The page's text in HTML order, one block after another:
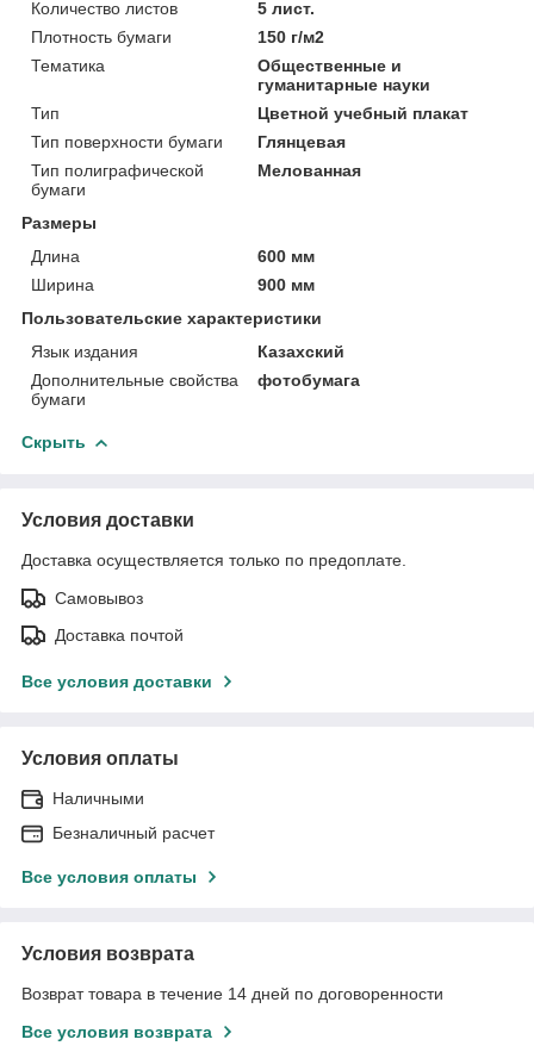
Количество листов
5 лист.
Плотность бумаги
150 г/м2
Тематика
Общественные и
гуманитарные науки
Тип
Цветной учебный плакат
Тип поверхности бумаги
Глянцевая
Тип полиграфической
бумаги
Мелованная
Размеры
Длина
600 мм
Ширина
900 мм
Пользовательские характеристики
Язык издания
Казахский
Дополнительные свойства
бумаги
фотобумага
Скрыть
Условия доставки
Доставка осуществляется только по предоплате.
Самовывоз
Доставка почтой
Все условия доставки
Условия оплаты
Наличными
Безналичный расчет
Все условия оплаты
Условия возврата
Возврат товара в течение 14 дней по договоренности
Все условия возврата